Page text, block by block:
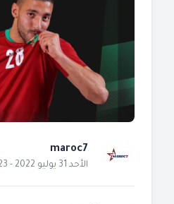
maroc7
الأحد 31 يوليو 2022 - 15:23